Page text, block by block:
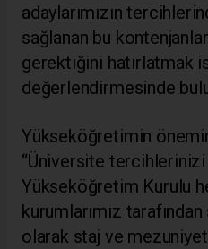
adaylarımızın
sağlanan bu
gerektiğini hatırlatmak
değerlendirmesinde
Yükseköğretimin
“Üniversite
Yükseköğretim Kurulu
kurumlarımız
olarak staj ve